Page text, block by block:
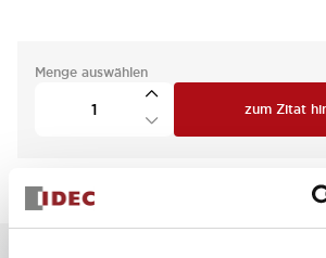
Menge auswählen
zum Zitat